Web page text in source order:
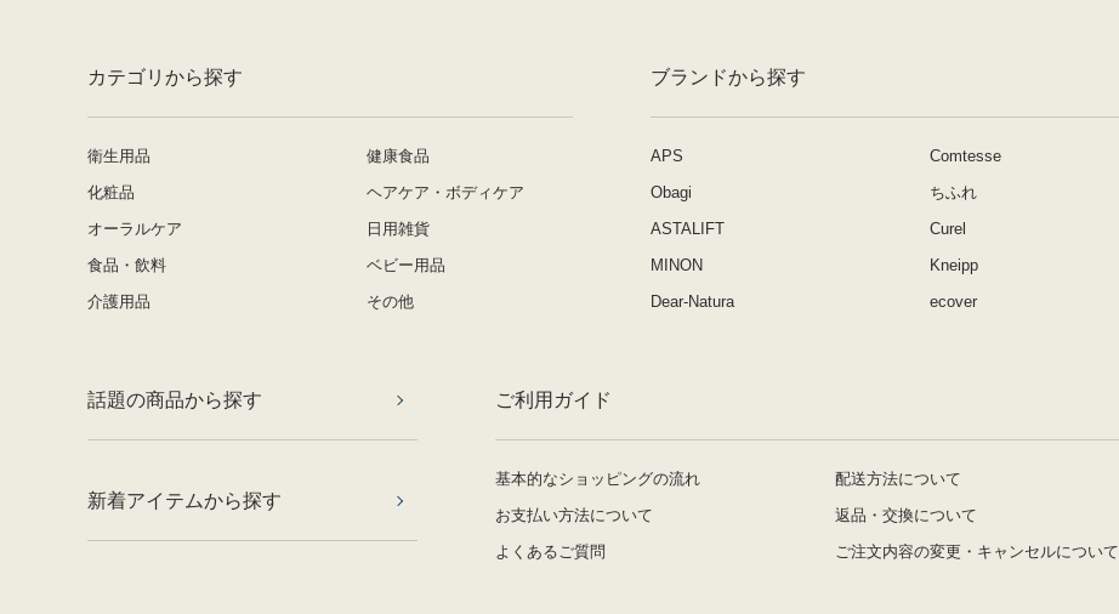
カテゴリから探す
衛生用品
健康食品
化粧品
ヘアケア・ボディケア
オーラルケア
日用雑貨
食品・飲料
ベビー用品
介護用品
その他
ブランドから探す
APS
Comtesse
Obagi
ちふれ
ASTALIFT
Curel
MINON
Kneipp
Dear-Natura
ecover
話題の商品から探す
新着アイテムから探す
ご利用ガイド
基本的なショッピングの流れ
配送方法について
お支払い方法について
返品・交換について
よくあるご質問
ご注文内容の変更・キャンセルについて